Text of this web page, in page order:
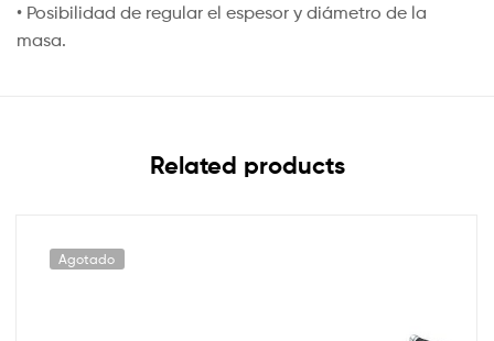
• Posibilidad de regular el espesor y diámetro de la
masa.
Related products
Agotado